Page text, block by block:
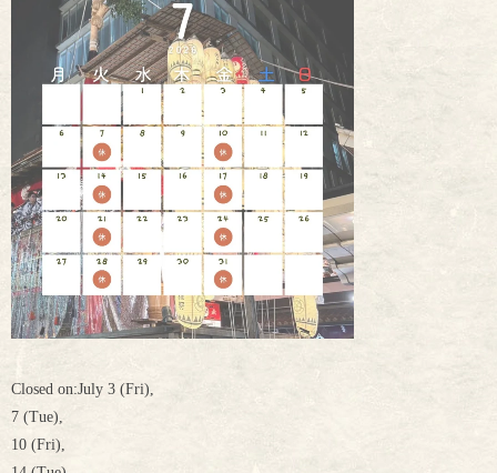
Closed on:July 3 (Fri),
7 (Tue),
10 (Fri),